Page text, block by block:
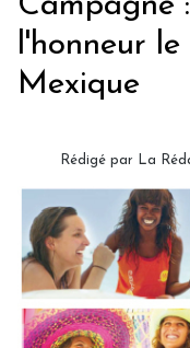
l'honneur
Mexique
Rédigé par La